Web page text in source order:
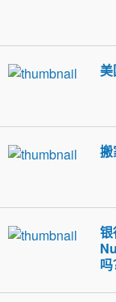
美
搬
吗